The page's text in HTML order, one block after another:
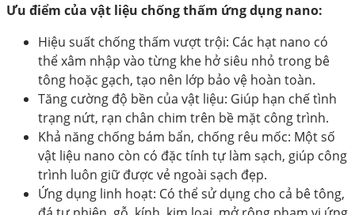
Ưu điểm của vật liệu chống thấm ứng dụng nano:
Hiệu suất chống thấm vượt trội: Các hạt nano có
thể xâm nhập vào từng khe hở siêu nhỏ trong bê
tông hoặc gạch, tạo nên lớp bảo vệ hoàn toàn.
Tăng cường độ bền của vật liệu: Giúp hạn chế tình
trạng nứt, rạn chân chim trên bề mặt công trình.
Khả năng chống bám bẩn, chống rêu mốc: Một số
vật liệu nano còn có đặc tính tự làm sạch, giúp công
trình luôn giữ được vẻ ngoài sạch đẹp.
Ứng dụng linh hoạt: Có thể sử dụng cho cả bê tông,